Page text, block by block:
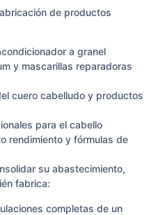
de productos
a granel
y mascarillas reparadoras
cuero cabelludo y productos
para el cabello
rendimiento y fórmulas de
su abastecimiento,
fabrica:
completas de un